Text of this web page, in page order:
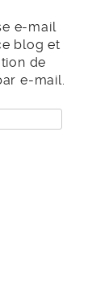
e-mail
blog et
de
e-mail.